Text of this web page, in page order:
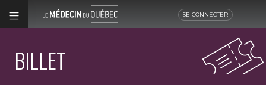
SE CONNECTER
BILLET